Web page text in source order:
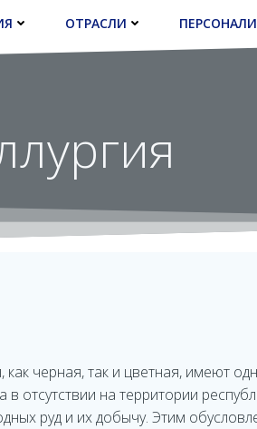
ОТРАСЛИ
черная, так и цветная, имеют
отсутствии на территории
руд и их добычу. Этим